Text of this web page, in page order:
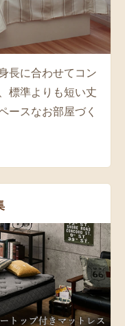
長に合わせてコン
標準よりも短い丈
ースなお部屋づく